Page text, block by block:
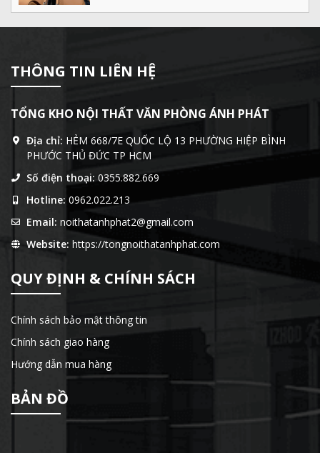
THÔNG TIN LIÊN HỆ
TỔNG KHO NỘI THẤT VĂN PHÒNG ÁNH PHÁT
Địa chỉ: HẺM 668/7E QUỐC LỘ 13 PHƯỜNG HIỆP BÌNH
PHƯỚC THỦ ĐỨC TP HCM
Số điện thoại: 0355.882.669
Hotline: 0962.022.213
Email: noithatanhphat2@gmail.com
Website: https://tongnoithatanhphat.com
QUY ĐỊNH & CHÍNH SÁCH
Chính sách bảo mật thông tin
Chính sách giao hàng
Hướng dẫn mua hàng
BẢN ĐỒ